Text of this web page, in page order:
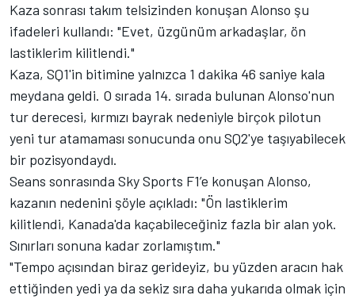
Kaza sonrası takım telsizinden konuşan Alonso şu
ifadeleri kullandı: "Evet, üzgünüm arkadaşlar, ön
lastiklerim kilitlendi."
Kaza, SQ1'in bitimine yalnızca 1 dakika 46 saniye kala
meydana geldi. O sırada 14. sırada bulunan Alonso'nun
tur derecesi, kırmızı bayrak nedeniyle birçok pilotun
yeni tur atamaması sonucunda onu SQ2'ye taşıyabilecek
bir pozisyondaydı.
Seans sonrasında Sky Sports F1’e konuşan Alonso,
kazanın nedenini şöyle açıkladı: "Ön lastiklerim
kilitlendi, Kanada'da kaçabileceğiniz fazla bir alan yok.
Sınırları sonuna kadar zorlamıştım."
"Tempo açısından biraz gerideyiz, bu yüzden aracın hak
ettiğinden yedi ya da sekiz sıra daha yukarıda olmak için